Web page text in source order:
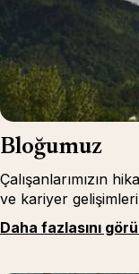
Bloğumuz
Çalışanlarımızın
ve kariyer
Daha fazlasını